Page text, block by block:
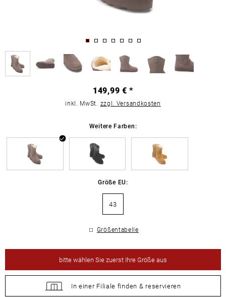
149,99 € *
inkl. MwSt. zzgl. Versandkosten
Weitere Farben:
Größe EU:
43
Größentabelle
bittewählen Sie zuerst Ihre Größe aus
In einer Filiale finden & reservieren